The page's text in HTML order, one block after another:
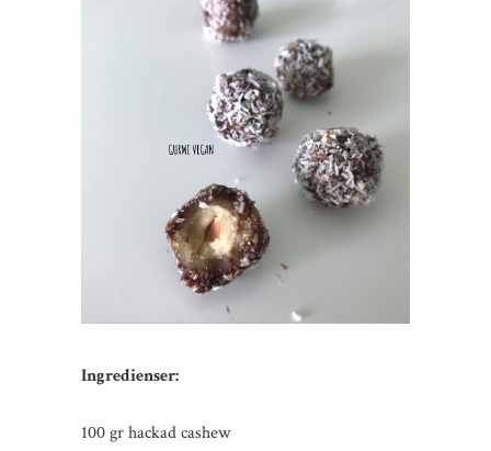
Ingredienser:
100 gr hackad cashew